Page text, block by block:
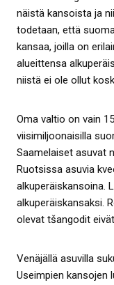
näistä kansoista ja
todetaan, että
kansaa, joilla on
alueittensa
niistä ei ole ollut
Oma valtio on vain
viisimiljoonaisilla
Saamelaiset asuvat
Ruotsissa asuvia
alkuperäiskansoina.
alkuperäiskansaksi.
olevat tšangodit
Venäjällä asuvilla
Useimpien kansojen